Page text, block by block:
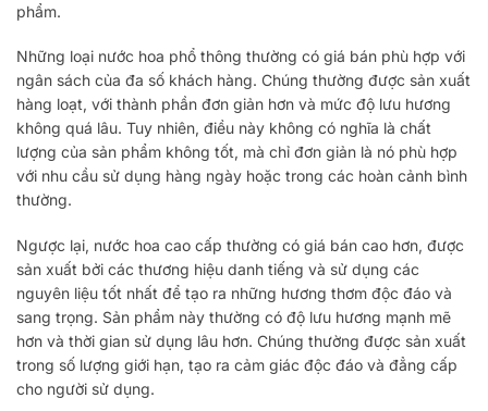
phẩm.
Những loại nước hoa phổ thông thường có giá bán phù hợp với
ngân sách của đa số khách hàng. Chúng thường được sản xuất
hàng loạt, với thành phần đơn giản hơn và mức độ lưu hương
không quá lâu. Tuy nhiên, điều này không có nghĩa là chất
lượng của sản phẩm không tốt, mà chỉ đơn giản là nó phù hợp
với nhu cầu sử dụng hàng ngày hoặc trong các hoàn cảnh bình
thường.
Ngược lại, nước hoa cao cấp thường có giá bán cao hơn, được
sản xuất bởi các thương hiệu danh tiếng và sử dụng các
nguyên liệu tốt nhất để tạo ra những hương thơm độc đáo và
sang trọng. Sản phẩm này thường có độ lưu hương mạnh mẽ
hơn và thời gian sử dụng lâu hơn. Chúng thường được sản xuất
trong số lượng giới hạn, tạo ra cảm giác độc đáo và đẳng cấp
cho người sử dụng.